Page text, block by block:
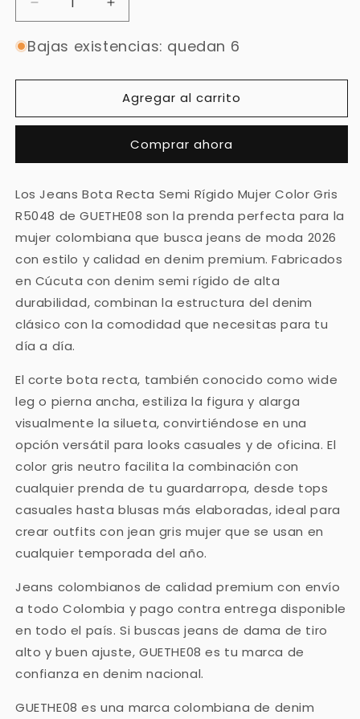
Reducir
cantidad
para
Jeans
Bota
Rígido
Color
R5048
Aumentar
cantidad
para
Bota
Recta
Semi
Rígido
Mujer
Color
R5048
Bajas existencias: quedan 6
Agregar al carrito
Comprar ahora
Los Jeans Bota Recta Semi Rígido Mujer Color Gris
R5048 de GUETHE08 son la prenda perfecta para la
mujer colombiana que busca jeans de moda 2026
con estilo y calidad en denim premium. Fabricados
en Cúcuta con denim semi rígido de alta
durabilidad, combinan la estructura del denim
clásico con la comodidad que necesitas para tu
día a día.
El corte bota recta, también conocido como wide
leg o pierna ancha, estiliza la figura y alarga
visualmente la silueta, convirtiéndose en una
opción versátil para looks casuales y de oficina. El
color gris neutro facilita la combinación con
cualquier prenda de tu guardarropa, desde tops
casuales hasta blusas más elaboradas, ideal para
crear outfits con jean gris mujer que se usan en
cualquier temporada del año.
Jeans colombianos de calidad premium con envío
a todo Colombia y pago contra entrega disponible
en todo el país. Si buscas jeans de dama de tiro
alto y buen ajuste, GUETHE08 es tu marca de
confianza en denim nacional.
GUETHE08 es una marca colombiana de denim